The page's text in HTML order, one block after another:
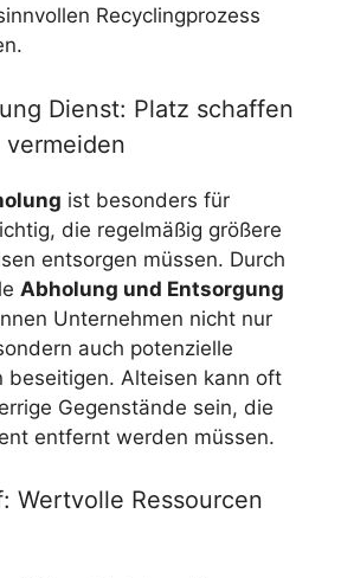
Recyclingprozess
Dienst: Platz schaffen
ist besonders für
die regelmäßig größere
entsorgen müssen. Durch
Abholung und Entsorgung
Unternehmen nicht nur
auch potenzielle
beseitigen. Alteisen kann oft
Gegenstände sein, die
entfernt werden müssen.
Wertvolle Ressourcen